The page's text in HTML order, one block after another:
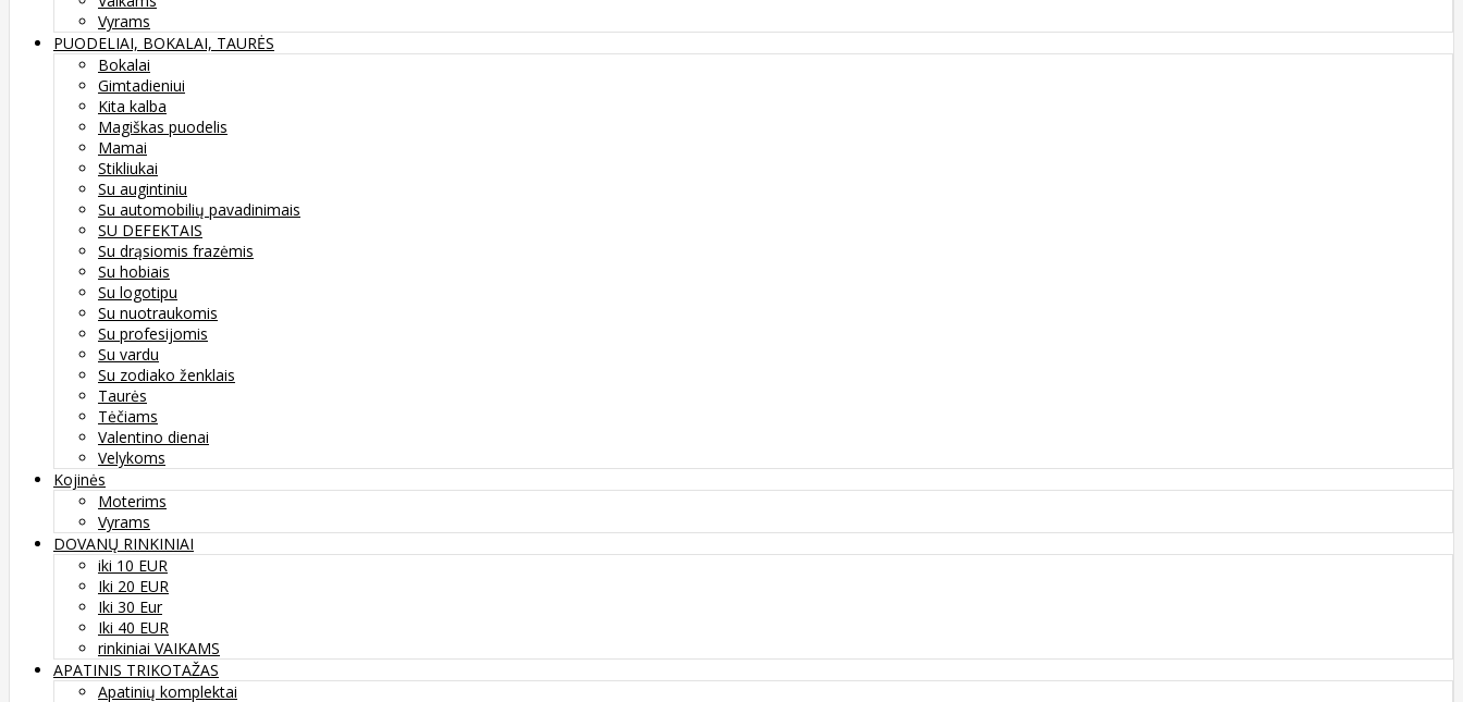
Vyrams
PUODELIAI, BOKALAI, TAURĖS
Bokalai
Gimtadieniui
Kita kalba
Magiškas puodelis
Mamai
Stikliukai
Su augintiniu
Su automobilių pavadinimais
SU DEFEKTAIS
Su drąsiomis frazėmis
Su hobiais
Su logotipu
Su nuotraukomis
Su profesijomis
Su vardu
Su zodiako ženklais
Taurės
Tėčiams
Valentino dienai
Velykoms
Kojinės
Moterims
Vyrams
DOVANŲ RINKINIAI
iki 10 EUR
Iki 20 EUR
Iki 30 Eur
Iki 40 EUR
rinkiniai VAIKAMS
APATINIS TRIKOTAŽAS
Apatinių komplektai